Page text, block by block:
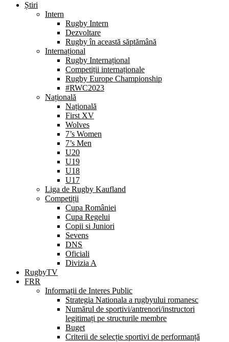
Știri
Intern
Rugby Intern
Dezvoltare
Rugby în această săptămână
Internațional
Rugby Internațional
Competiții internaționale
Rugby Europe Championship
#RWC2023
Națională
Națională
First XV
Wolves
7’s Women
7’s Men
U20
U19
U18
U17
Liga de Rugby Kaufland
Competiții
Cupa României
Cupa Regelui
Copii si Juniori
Sevens
DNS
Oficiali
Divizia A
RugbyTV
FRR
Informații de Interes Public
Strategia Nationala a rugbyului romanesc
Numărul de sportivi/antrenori/instructori
legitimați pe structurile membre
Buget
Criterii de selecție sportivi de performanță